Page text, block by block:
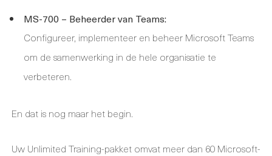
MS-700 – Beheerder van Teams:
Configureer, implementeer en beheer Microsoft Teams
om de samenwerking in de hele organisatie te
verbeteren.
En dat is nog maar het begin.
Uw Unlimited Training-pakket omvat meer dan 60 Microsoft-